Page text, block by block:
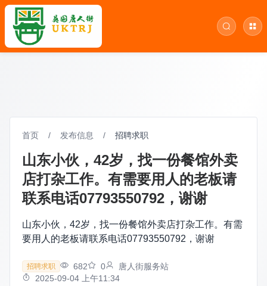
首页 / 发布信息 / 招聘求职
山东小伙，42岁，找一份餐馆外卖
店打杂工作。有需要用人的老板请
联系电话07793550792，谢谢
山东小伙，42岁，找一份餐馆外卖店打杂工作。有需
要用人的老板请联系电话07793550792，谢谢
招聘求职 682 0
唐人街服务站
2025-09-04 上午11:34